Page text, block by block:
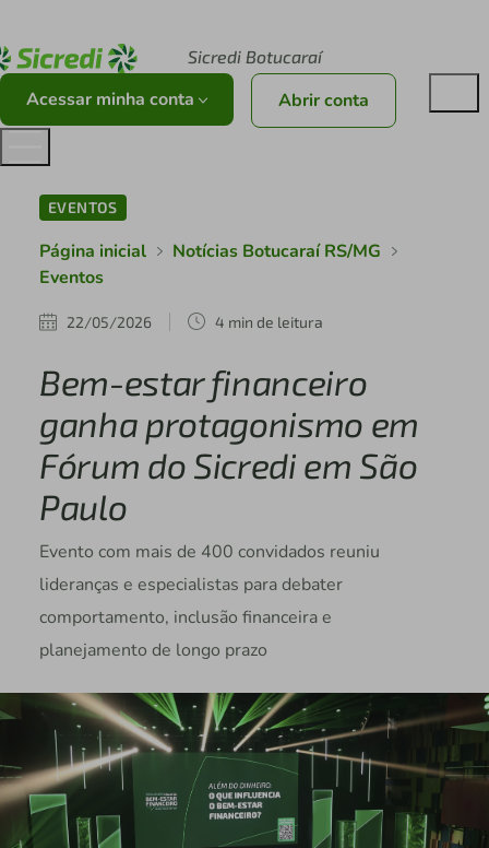
Sicredi Botucaraí
Acessar minha conta Abrir conta
EVENTOS
Página inicial
Notícias Botucaraí RS/MG
Eventos
22/05/2026 4 min de leitura
Bem-estar financeiro
ganha protagonismo em
Fórum do Sicredi em São
Paulo
Evento com mais de 400 convidados reuniu
lideranças e especialistas para debater
comportamento, inclusão financeira e
planejamento de longo prazo